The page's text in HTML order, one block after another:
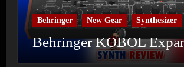
Behringer New Gear Synthesizer
Behringer KOBOL